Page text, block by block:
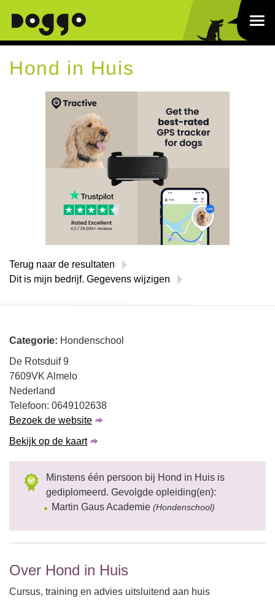
Hond in Huis
Terug naar de resultaten
Dit is mijn bedrijf. Gegevens wijzigen
Categorie: Hondenschool
De Rotsduif 9
7609VK Almelo
Nederland
Telefoon: 0649102638
Bezoek de website
Bekijk op de kaart
Minstens één persoon bij Hond in Huis is
gediplomeerd. Gevolgde opleiding(en):
Martin Gaus Academie (Hondenschool)
Over Hond in Huis
Cursus, training en advies uitsluitend aan huis